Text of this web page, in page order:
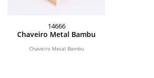
14666
Chaveiro Metal Bambu
Chaveiro Metal Bambu